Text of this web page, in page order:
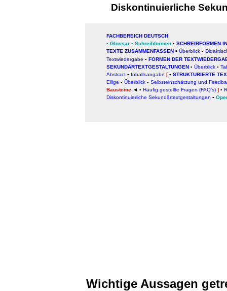
Diskontinuierliche
FACHBEREICH DEUTSCH
▪ Glossar ▪ Schreibformen ▪ SCHREIBFORMEN
TEXTE ZUSAMMENFASSEN ▪ Überblick ▪
Textwiedergabe ▪ FORMEN DER
SEKUNDÄRTEXTGESTALTUNGEN ▪ Überblick ▪
Abstract ▪ Inhaltsangabe [▪ STRUKTURIERTE
Eilige ▪ Überblick ▪ Selbsteinschätzung und
Bausteine ◄ ▪ Häufig gestellte Fragen (FAQ's) ] ▪
Diskontinuierliche Sekundärtextgestaltungen ▪
Wichtige Aussagen